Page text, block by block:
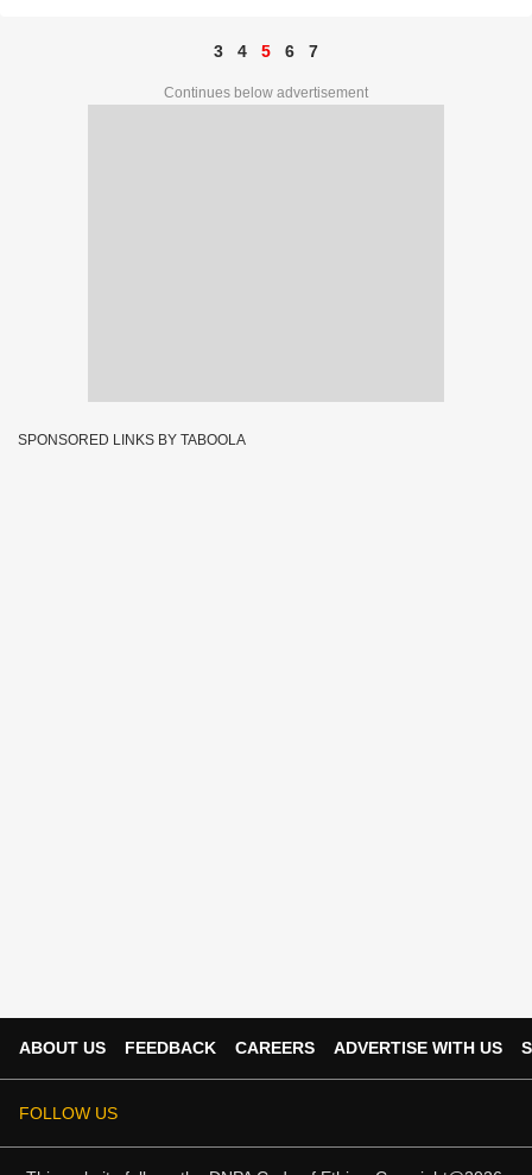
3 4 5 6 7
Continues below advertisement
SPONSORED LINKS BY TABOOLA
ABOUT US FEEDBACK CAREERS ADVERTISE WITH US
FOLLOW US